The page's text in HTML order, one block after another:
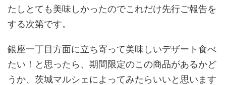
たしとても美味しかったのでこれだけ先行ご報告を
する次第です。
銀座一丁目方面に立ち寄って美味しいデザート食べ
たい！と思ったら、期間限定のこの商品があるかど
うか、茨城マルシェによってみたらいいと思います